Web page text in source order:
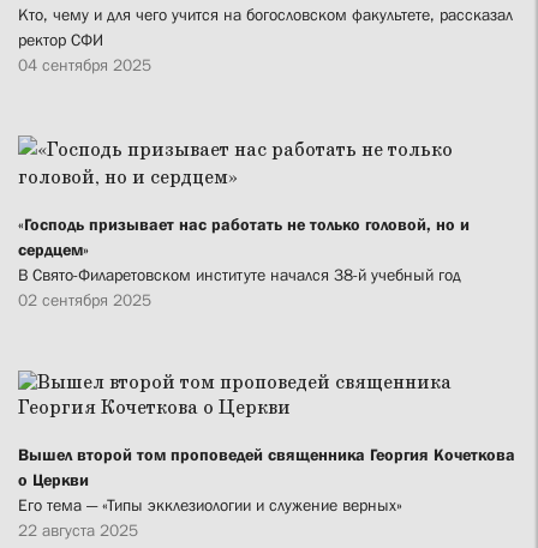
Кто, чему и для чего учится на богословском факультете, рассказал
ректор СФИ
04 сентября 2025
«Господь призывает нас работать не только головой, но и
сердцем»
В Свято-Филаретовском институте начался 38-й учебный год
02 сентября 2025
Вышел второй том проповедей священника Георгия Кочеткова
о Церкви
Его тема — «Типы экклезиологии и служение верных»
22 августа 2025